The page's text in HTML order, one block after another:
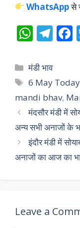
WhatsAppसे
W
at
s
A
p
p
T
e
gr
a
m
F
b
Categories
मंडी भाव
Tags
6 May
mandi bhav,
मंदसौर मंडी में
अन्य सभी अनाजों के
इंदौर मंडी में
अनाजों का आज का
Leave a